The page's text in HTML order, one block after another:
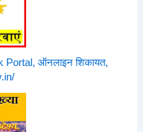
Portal, ऑनलाइन शिकायत,